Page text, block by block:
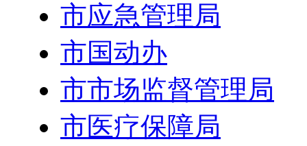
市应急管理局
市国动办
市市场监督管理局
市医疗保障局